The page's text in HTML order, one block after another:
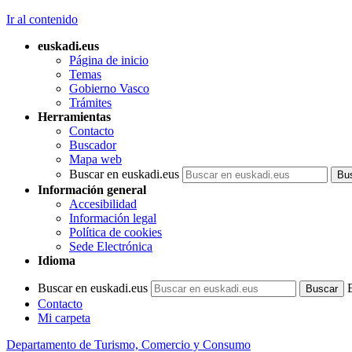
Ir al contenido
euskadi.eus
Página de inicio
Temas
Gobierno Vasco
Trámites
Herramientas
Contacto
Buscador
Mapa web
Buscar en euskadi.eus
Información general
Accesibilidad
Información legal
Política de cookies
Sede Electrónica
Idioma
Buscar en euskadi.eus
Contacto
Mi carpeta
Departamento de Turismo, Comercio y Consumo